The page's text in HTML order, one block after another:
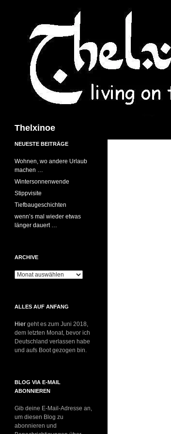
Thelxinoe
NEUESTE BEITRÄGE
Wohnen, wo andere Urlaub
machen …
Wintersonnenwende
Stippvisite
Tiefbaugeschichten
wenn’s mal wieder etwas
länger dauert …
ARCHIVE
Archive
ALLES AUF ANFANG
Hier geht es zum Juni 2018,
dem letzten Monat, bevor ich
Deutschland verlassen habe
und aufs Boot gezogen bin.
BLOG VIA E-MAIL
ABONNIEREN
Gib deine E-Mail-Adresse an,
um diesen Blog zu
abonnieren und